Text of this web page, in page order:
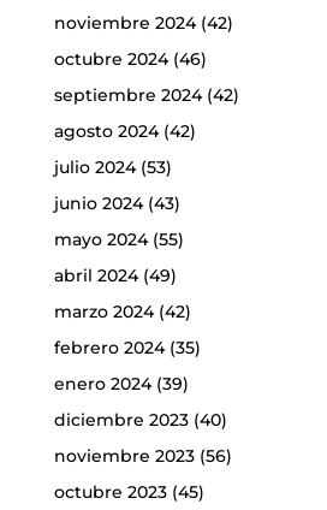
noviembre 2024(42)
octubre 2024(46)
septiembre 2024(42)
agosto 2024(42)
julio 2024(53)
junio 2024(43)
mayo 2024(55)
abril 2024(49)
marzo 2024(42)
febrero 2024(35)
enero 2024(39)
diciembre 2023(40)
noviembre 2023(56)
octubre 2023(45)